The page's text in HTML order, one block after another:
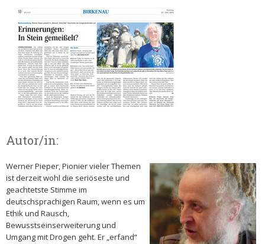
Autor/in:
Werner Pieper, Pionier vieler Themen
ist derzeit wohl die seriöseste und
geachtetste Stimme im
deutschsprachigen Raum, wenn es um
Ethik und Rausch,
Bewusstseinserweiterung und
Umgang mit Drogen geht. Er „erfand“